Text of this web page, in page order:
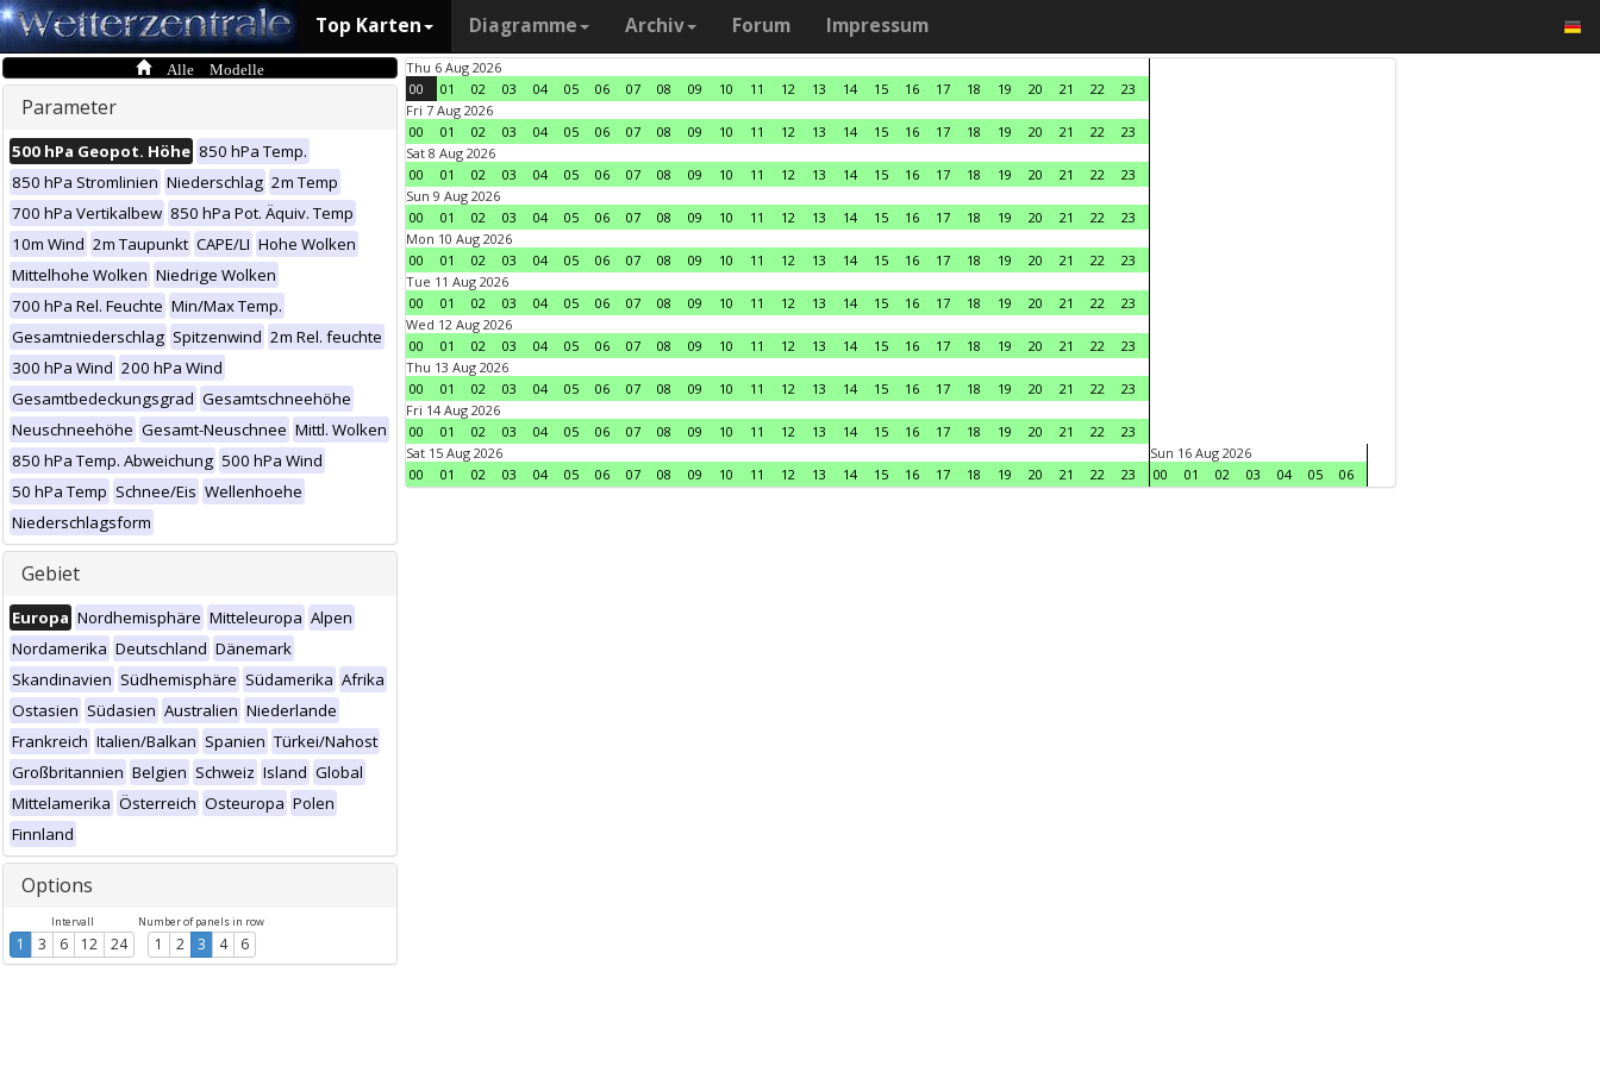
Top Karten Diagramme Archiv Forum Impressum
Alle Modelle
Parameter
500 hPa Geopot. Höhe 850 hPa Temp.
850 hPa Stromlinien Niederschlag 2m Temp
700 hPa Vertikalbew 850 hPa Pot. Äquiv. Temp
10m Wind 2m Taupunkt CAPE/LI Hohe Wolken
Mittelhohe Wolken Niedrige Wolken
700 hPa Rel. Feuchte Min/Max Temp.
Gesamtniederschlag Spitzenwind 2m Rel. feuchte
300 hPa Wind 200 hPa Wind
Gesamtbedeckungsgrad Gesamtschneehöhe
Neuschneehöhe Gesamt-Neuschnee Mittl. Wolken
850 hPa Temp. Abweichung 500 hPa Wind
50 hPa Temp Schnee/Eis Wellenhoehe
Niederschlagsform
Gebiet
Europa Nordhemisphäre Mitteleuropa Alpen
Nordamerika Deutschland Dänemark
Skandinavien Südhemisphäre Südamerika Afrika
Ostasien Südasien Australien Niederlande
Frankreich Italien/Balkan Spanien Türkei/Nahost
Großbritannien Belgien Schweiz Island Global
Mittelamerika Österreich Osteuropa Polen
Finnland
Options
Intervall
1 3 6 12 24
Number of panels in row
1 2 3 4 6
Thu 6 Aug 2026
00
01 02 03 04 05 06 07 08 09 10 11 12 13 14 15 16 17 18 19 20 21 22
23
Fri 7 Aug 2026
00
01 02 03 04 05 06 07 08 09 10 11 12 13 14 15 16 17 18 19 20 21 22
23
Sat 8 Aug 2026
00
01 02 03 04 05 06 07 08 09 10 11 12 13 14 15 16 17 18 19 20 21 22
23
Sun 9 Aug 2026
00
01 02 03 04 05 06 07 08 09 10 11 12 13 14 15 16 17 18 19 20 21 22
23
Mon 10 Aug 2026
00
01 02 03 04 05 06 07 08 09 10 11 12 13 14 15 16 17 18 19 20 21 22
23
Tue 11 Aug 2026
00
01 02 03 04 05 06 07 08 09 10 11 12 13 14 15 16 17 18 19 20 21 22
23
Wed 12 Aug 2026
00
01 02 03 04 05 06 07 08 09 10 11 12 13 14 15 16 17 18 19 20 21 22
23
Thu 13 Aug 2026
00
01 02 03 04 05 06 07 08 09 10 11 12 13 14 15 16 17 18 19 20 21 22
23
Fri 14 Aug 2026
00
01 02 03 04 05 06 07 08 09 10 11 12 13 14 15 16 17 18 19 20 21 22
23
Sat 15 Aug 2026
00
01 02 03 04 05 06 07 08 09 10 11 12 13 14 15 16 17 18 19 20 21 22 23
Sun 16 Aug 2026
00
01 02 03 04 05 06